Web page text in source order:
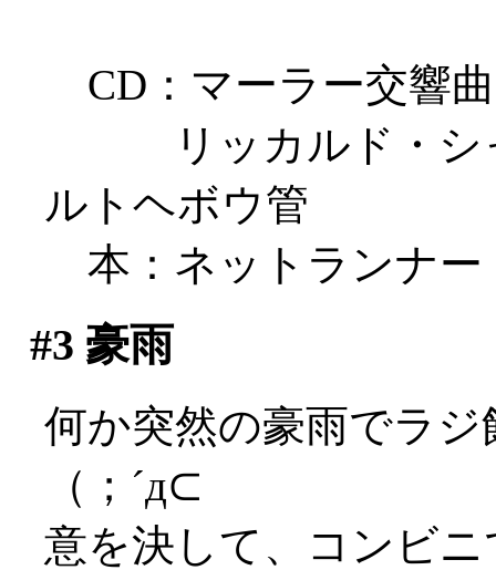
CD：マーラー交響
リッカルド・シャ
ルトヘボウ管
本：ネットランナー
#3 豪雨
何か突然の豪雨でラ
（；´д⊂
意を決して、コンビ